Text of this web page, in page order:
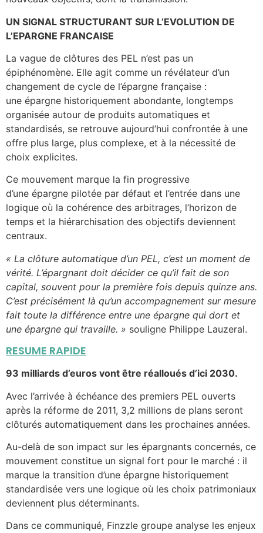
UN SIGNAL STRUCTURANT SUR L’EVOLUTION DE
L’EPARGNE FRANCAISE
La vague de clôtures des PEL n’est pas un
épiphénomène. Elle agit comme un révélateur d’un
changement de cycle de l’épargne française :
une épargne historiquement abondante, longtemps
organisée autour de produits automatiques et
standardisés, se retrouve aujourd’hui confrontée à une
offre plus large, plus complexe, et à la nécessité de
choix explicites.
Ce mouvement marque la fin progressive
d’une épargne pilotée par défaut et l’entrée dans une
logique où la cohérence des arbitrages, l’horizon de
temps et la hiérarchisation des objectifs deviennent
centraux.
« La clôture automatique d’un PEL, c’est un moment de
vérité. L’épargnant doit décider ce qu’il fait de son
capital, souvent pour la première fois depuis quinze ans.
C’est précisément là qu’un accompagnement sur mesure
fait toute la différence entre une épargne qui dort et
une épargne qui travaille. » souligne Philippe Lauzeral.
RESUME RAPIDE
93 milliards d’euros vont être réalloués d’ici 2030.
Avec l’arrivée à échéance des premiers PEL ouverts
après la réforme de 2011, 3,2 millions de plans seront
clôturés automatiquement dans les prochaines années.
Au-delà de son impact sur les épargnants concernés, ce
mouvement constitue un signal fort pour le marché : il
marque la transition d’une épargne historiquement
standardisée vers une logique où les choix patrimoniaux
deviennent plus déterminants.
Dans ce communiqué, Finzzle groupe analyse les enjeux